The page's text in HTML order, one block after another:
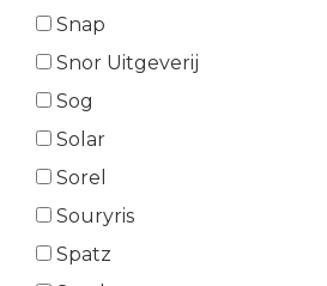
Snap
Snor Uitgeverij
Sog
Solar
Sorel
Souryris
Spatz